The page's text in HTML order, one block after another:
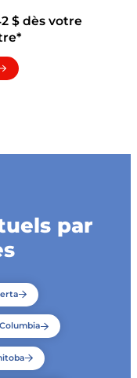
$ dès votre
par